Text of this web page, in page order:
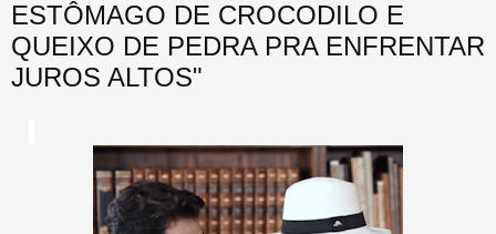
ESTÔMAGO DE CROCODILO E
QUEIXO DE PEDRA PRA ENFRENTAR
JUROS ALTOS"